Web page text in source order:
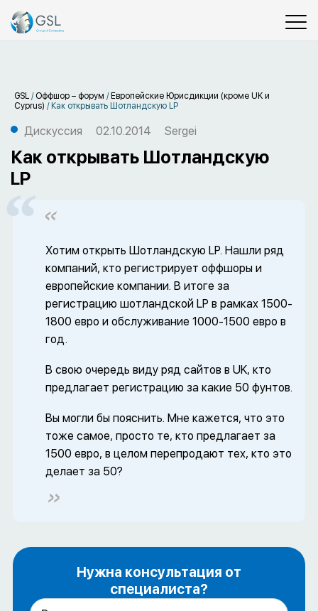
GSL / Оффшор – форум / Европейские Юрисдикции (кроме UK и
Cyprus) / Как открывать Шотландскую LP
Дискуссия 02.10.2014 Sergei
Как открывать Шотландскую
LP
Хотим открыть Шотландскую LP. Нашли ряд
компаний, кто регистрирует оффшоры и
европейские компании. В итоге за
регистрацию шотландской LP в рамках 1500-
1800 евро и обслуживание 1000-1500 евро в
год.
В свою очередь виду ряд сайтов в UK, кто
предлагает регистрацию за какие 50 фунтов.
Вы могли бы пояснить. Мне кажется, что это
тоже самое, просто те, кто предлагает за
1500 евро, в целом перепродают тех, кто это
делает за 50?
Нужна консультация от
специалиста?